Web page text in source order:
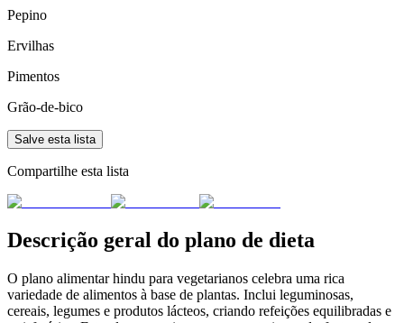
Pepino
Ervilhas
Pimentos
Grão-de-bico
Salve esta lista
Compartilhe esta lista
Descrição geral do plano de dieta
O plano alimentar hindu para vegetarianos celebra uma rica
variedade de alimentos à base de plantas. Inclui leguminosas,
cereais, legumes e produtos lácteos, criando refeições equilibradas e